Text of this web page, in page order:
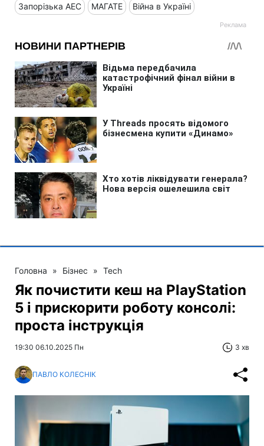
Запорізька АЕС МАГАТЕ Війна в Україні
Головна » Бізнес » Tech
Як почистити кеш на PlayStation
5 і прискорити роботу консолі:
проста інструкція
19:30 06.10.2025 Пн 3 хв
ПАВЛО КОЛЕСНІК